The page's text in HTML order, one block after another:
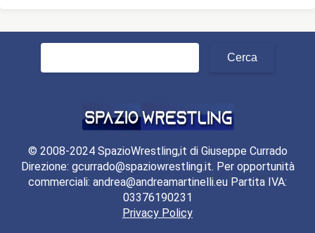
Ricerca
© 2008-2024 SpazioWrestling,it di Giuseppe Currado
Direzione: gcurrado@spaziowrestling.it. Per opportunità
commerciali: andrea@andreamartinelli.eu Partita IVA:
03376190231
Privacy Policy